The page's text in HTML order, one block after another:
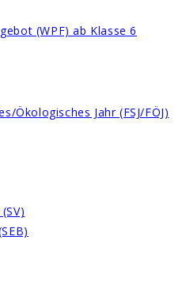
(WPF) ab Klasse 6
Ökologisches Jahr (FSJ/FÖJ)